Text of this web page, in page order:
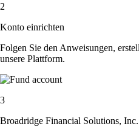
2
Konto einrichten
Folgen Sie den Anweisungen,
unsere Plattform.
3
Broadridge Financial Solutions, Inc.